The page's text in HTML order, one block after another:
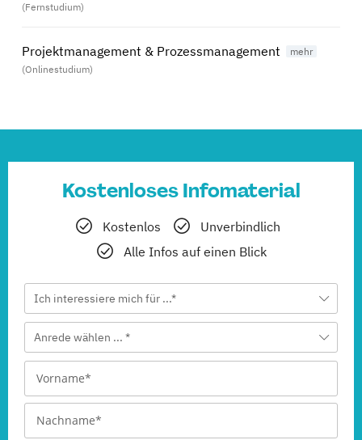
(Fernstudium)
Projektmanagement & Prozessmanagement
(Onlinestudium)
Kostenloses Infomaterial
Kostenlos
Unverbindlich
Alle Infos auf einen Blick
Ich interessiere mich für ...*
Anrede wählen ... *